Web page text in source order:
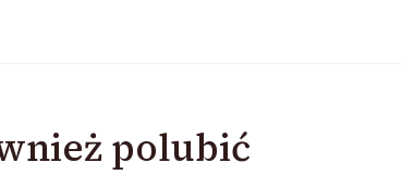
polubić